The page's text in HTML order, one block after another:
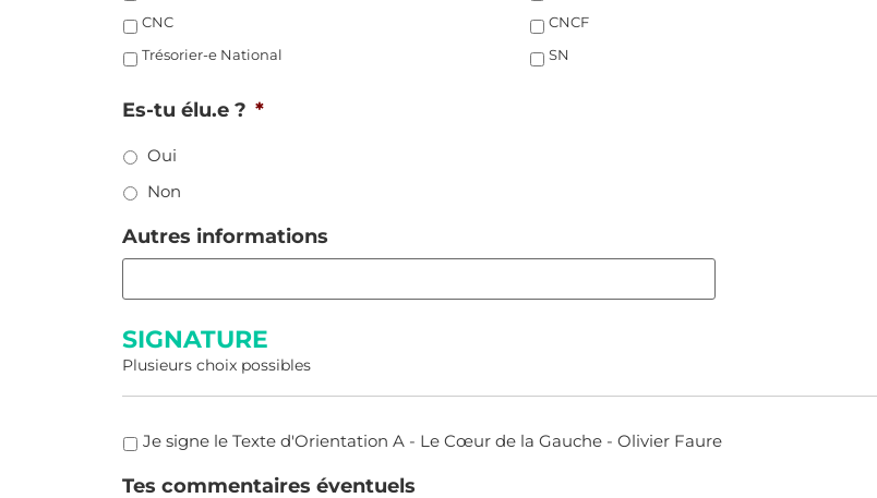
CNC
CNCF
Trésorier-e National
SN
Es-tu élu.e ? *
Oui
Non
Autres informations
SIGNATURE
Plusieurs choix possibles
SIGNATURE
Je signe le Texte d'Orientation A - Le Cœur de la Gauche - Olivier Faure
Tes commentaires éventuels